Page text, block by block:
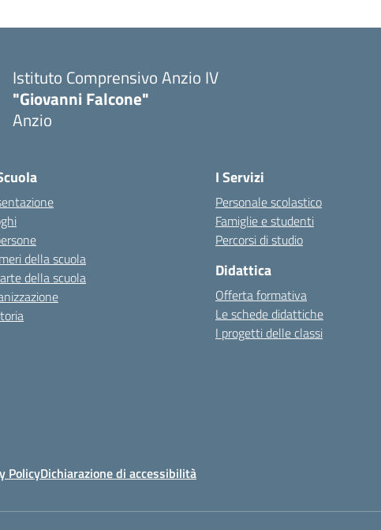
Istituto Comprensivo Anzio IV
"Giovanni Falcone"
Anzio
della scuola
della scuola
I Servizi
Personale scolastico
Famiglie e studenti
Percorsi di studio
Didattica
Offerta formativa
Le schede didattiche
I progetti delle classi
PolicyDichiarazione di accessibilità